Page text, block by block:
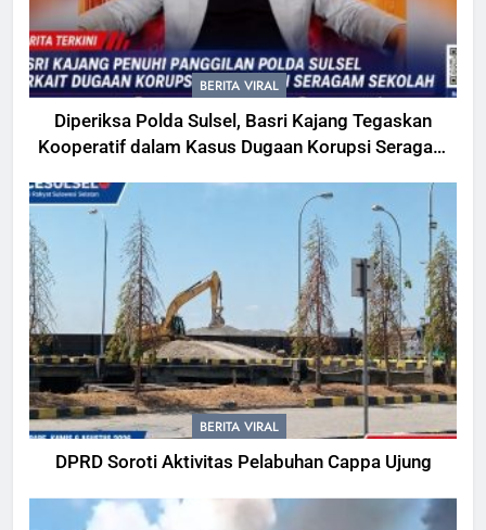
BERITA VIRAL
Diperiksa Polda Sulsel, Basri Kajang Tegaskan
Kooperatif dalam Kasus Dugaan Korupsi Seragam
BERITA VIRAL
DPRD Soroti Aktivitas Pelabuhan Cappa Ujung